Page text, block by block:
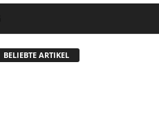
BELIEBTE ARTIKEL